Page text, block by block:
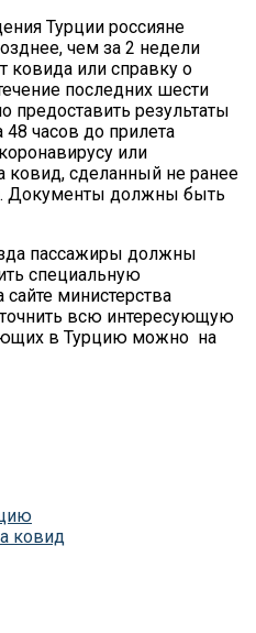
Турции россияне
чем за 2 недели
ковида или справку о
последних шести
результаты
часов до прилета
или
ковид, сделанный не ранее
Документы должны быть
пассажиры должны
специальную
сайте министерства
всю интересующую
в Турцию можно на
ковид